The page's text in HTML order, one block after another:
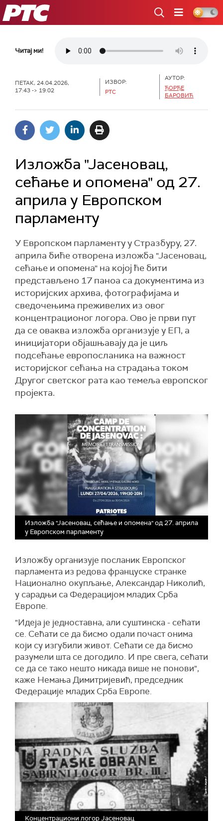
РТС
Читај ми!
ПЕТАК, 24.04.2026,
17:43 -> 19:02
ИЗВОР:
РТС
АУТОР:
ЂОРЂЕ
БАРОВИЋ
Изложба "Јасеновац,
сећање и опомена" од 27.
априла у Европском
парламенту
У Европском парламенту у Стразбуру, 27.
априла биће отворена изложба "Јасеновац,
сећање и опомена" на којој ће бити
представљено 17 паноа са документима из
историјских архива, фотографијама и
сведочењима преживелих из овог
концентрационог логора. Ово је први пут
да се оваква изложба организује у ЕП, а
иницијатори објашњавају да је циљ
подсећање европосланика на важност
историјског сећања на страдања током
Другог светског рата као темеља европског
пројекта.
Изложба "Јасеновац, сећање и опомена" од 27. априла
у Европском парламенту
Изложбу организује посланик Европског
парламента из редова француске странке
Национално окупљање, Александар Николић,
у сарадњи са Федерацијом младих Срба
Европе.
"Идеја је једноставна, али суштинска - сећати
се. Сећати се да бисмо одали почаст онима
који су изгубили живот. Сећати се да бисмо
разумели шта се догодило. И пре свега, сећати
се да се тако нешто никада више не понови",
каже Немања Димитријевић, председник
Федерације младих Срба Европе.
Концентрациони логор Јасеновац